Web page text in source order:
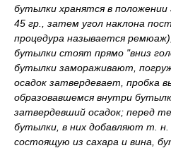
бутылки хранятся в
45 гр., затем угол наклона
процедура называется
бутылки стоят прямо "вниз
бутылки замораживают,
осадок затвердевает, пробка
образовавшемся внутри
затвердевший осадок; перед
бутылки, в них добавляют т. н.
состоящую из сахара и вина,